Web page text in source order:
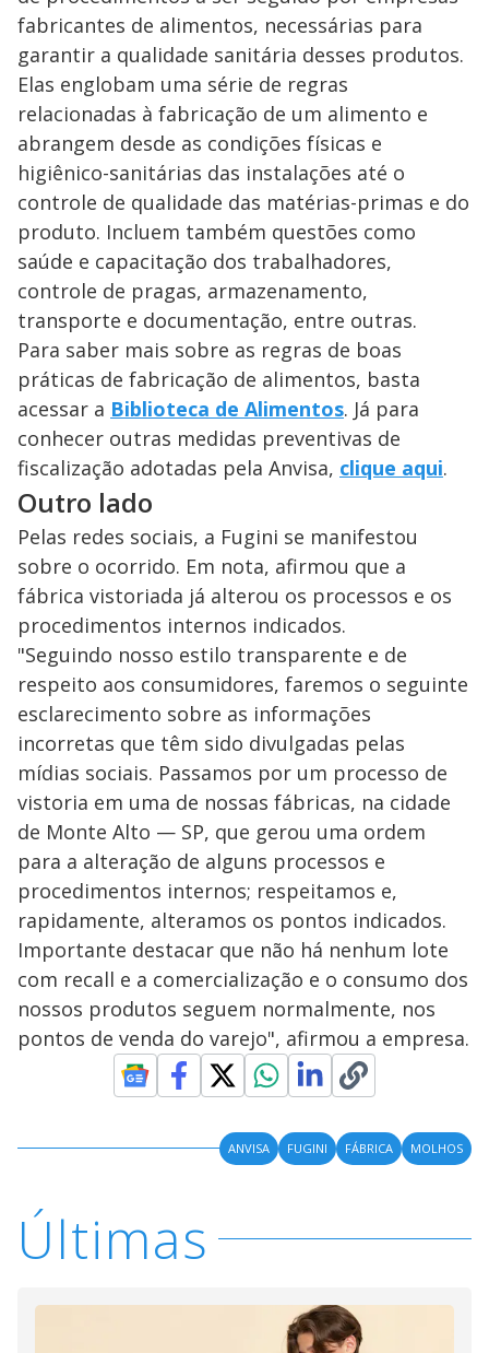
fabricantes de alimentos, necessárias para
garantir a qualidade sanitária desses produtos.
Elas englobam uma série de regras
relacionadas à fabricação de um alimento e
abrangem desde as condições físicas e
higiênico-sanitárias das instalações até o
controle de qualidade das matérias-primas e do
produto. Incluem também questões como
saúde e capacitação dos trabalhadores,
controle de pragas, armazenamento,
transporte e documentação, entre outras.
Para saber mais sobre as regras de boas
práticas de fabricação de alimentos, basta
acessar a Biblioteca de Alimentos. Já para
conhecer outras medidas preventivas de
fiscalização adotadas pela Anvisa, clique aqui.
Outro lado
Pelas redes sociais, a Fugini se manifestou
sobre o ocorrido. Em nota, afirmou que a
fábrica vistoriada já alterou os processos e os
procedimentos internos indicados.
"Seguindo nosso estilo transparente e de
respeito aos consumidores, faremos o seguinte
esclarecimento sobre as informações
incorretas que têm sido divulgadas pelas
mídias sociais. Passamos por um processo de
vistoria em uma de nossas fábricas, na cidade
de Monte Alto — SP, que gerou uma ordem
para a alteração de alguns processos e
procedimentos internos; respeitamos e,
rapidamente, alteramos os pontos indicados.
Importante destacar que não há nenhum lote
com recall e a comercialização e o consumo dos
nossos produtos seguem normalmente, nos
pontos de venda do varejo", afirmou a empresa.
ANVISA FUGINI FÁBRICA MOLHOS
Últimas